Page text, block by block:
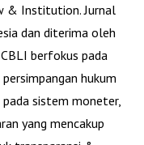
& Institution. Jurnal
dan diterima oleh
berfokus pada
hukum
sistem moneter,
yang mencakup